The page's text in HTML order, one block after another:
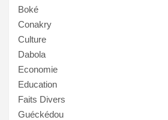
Boké
Conakry
Culture
Dabola
Economie
Education
Faits Divers
Guéckédou